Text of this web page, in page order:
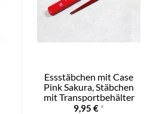
Essstäbchen mit Case
Pink Sakura, Stäbchen
mit Transportbehälter
9,95 € *